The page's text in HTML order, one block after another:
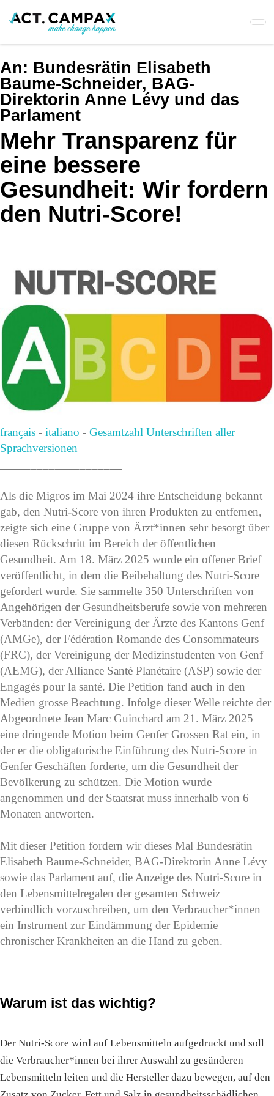
An: Bundesrätin Elisabeth
Baume-Schneider, BAG-
Direktorin Anne Lévy und das
Parlament
Mehr Transparenz für
eine bessere
Gesundheit: Wir fordern
den Nutri-Score!
français - italiano - Gesamtzahl Unterschriften aller
Sprachversionen
Als die Migros im Mai 2024 ihre Entscheidung bekannt
gab, den Nutri-Score von ihren Produkten zu entfernen,
zeigte sich eine Gruppe von Ärzt*innen sehr besorgt über
diesen Rückschritt im Bereich der öffentlichen
Gesundheit. Am 18. März 2025 wurde ein offener Brief
veröffentlicht, in dem die Beibehaltung des Nutri-Score
gefordert wurde. Sie sammelte 350 Unterschriften von
Angehörigen der Gesundheitsberufe sowie von mehreren
Verbänden: der Vereinigung der Ärzte des Kantons Genf
(AMGe), der Fédération Romande des Consommateurs
(FRC), der Vereinigung der Medizinstudenten von Genf
(AEMG), der Alliance Santé Planétaire (ASP) sowie der
Engagés pour la santé. Die Petition fand auch in den
Medien grosse Beachtung. Infolge dieser Welle reichte der
Abgeordnete Jean Marc Guinchard am 21. März 2025
eine dringende Motion beim Genfer Grossen Rat ein, in
der er die obligatorische Einführung des Nutri-Score in
Genfer Geschäften forderte, um die Gesundheit der
Bevölkerung zu schützen. Die Motion wurde
angenommen und der Staatsrat muss innerhalb von 6
Monaten antworten.
Mit dieser Petition fordern wir dieses Mal Bundesrätin
Elisabeth Baume-Schneider, BAG-Direktorin Anne Lévy
sowie das Parlament auf, die Anzeige des Nutri-Score in
den Lebensmittelregalen der gesamten Schweiz
verbindlich vorzuschreiben, um den Verbraucher*innen
ein Instrument zur Eindämmung der Epidemie
chronischer Krankheiten an die Hand zu geben.
Warum ist das wichtig?
Der Nutri-Score wird auf Lebensmitteln aufgedruckt und soll
die Verbraucher*innen bei ihrer Auswahl zu gesünderen
Lebensmitteln leiten und die Hersteller dazu bewegen, auf den